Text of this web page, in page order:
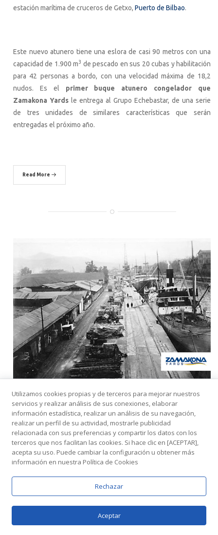
estación marítima de cruceros de Getxo, Puerto de Bilbao.
Este nuevo atunero tiene una eslora de casi 90 metros con una
capacidad de 1.900 m3 de pescado en sus 20 cubas y habilitación
para 42 personas a bordo, con una velocidad máxima de 18,2
nudos. Es el primer buque atunero congelador que
Zamakona Yards le entrega al Grupo Echebastar, de una serie
de tres unidades de similares características que serán
entregadas el próximo año.
Read More
Shipbuilding in Vizcaya in the nineteenth
and twentieth century
Dic 13, 2012 By Administrador Zamakona
InConstrucción Naval ,Puerto de Bilbao 3 Comments
By Jesús M ª Valdaliso
The transition from sail to steam vessels and the crisis of
traditional shipyards
Utilizamos cookies propias y de terceros para mejorar nuestros
servicios y realizar análisis de sus conexiones, elaborar
información estadística, realizar un análisis de su navegación,
realizar un perfil de su actividad, mostrarle publicidad
relacionada con sus preferencias y compartir los datos con los
terceros que nos facilitan las cookies. Si hace clic en [ACEPTAR],
acepta su uso. Puede cambiar la configuración u obtener más
información en nuestra Política de Cookies
Rechazar
Aceptar